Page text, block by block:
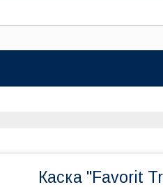
Каска "Favorit